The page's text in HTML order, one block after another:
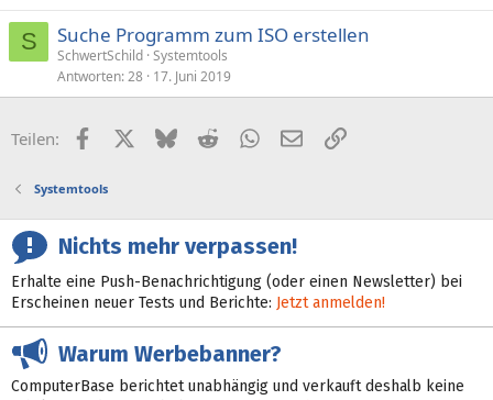
S Suche Programm zum ISO erstellen
SchwertSchild Systemtools
Antworten 28 17. Juni 2019
Teilen: FacebookX (Twitter)
BlueskyRedditWhatsApp
E-MailLink
Systemtools
Nichts mehr verpassen!
Erhalte eine Push-Benachrichtigung (oder einen Newsletter) bei
Erscheinen neuer Tests und Berichte: Jetzt anmelden!
Warum Werbebanner?
ComputerBase berichtet unabhängig und verkauft deshalb keine